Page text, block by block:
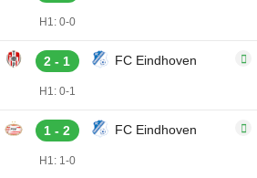
H1: 0-0
2 - 1 FC Eindhoven
H1: 0-1
1 - 2 FC Eindhoven
H1: 1-0